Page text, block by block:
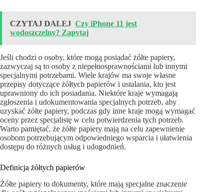
CZYTAJ DALEJ Czy iPhone 11 jest
wodoszczelny? Zapytaj
Jeśli chodzi o osoby, które mogą posiadać żółte papiery,
zazwyczaj są to osoby z niepełnosprawnościami lub innymi
specjalnymi potrzebami. Wiele krajów ma swoje własne
przepisy dotyczące żółtych papierów i ustalania, kto jest
uprawniony do ich posiadania. Niektóre kraje wymagają
zgłoszenia i udokumentowania specjalnych potrzeb, aby
uzyskać żółte papiery, podczas gdy inne kraje mogą wymagać
oceny przez specjalistę w celu potwierdzenia tych potrzeb.
Warto pamiętać, że żółte papiery mają na celu zapewnienie
osobom potrzebującym odpowiedniego wsparcia i ułatwienia
dostępu do różnych usług i udogodnień.
Definicja żółtych papierów
Żółte papiery to dokumenty, które mają specjalne znaczenie